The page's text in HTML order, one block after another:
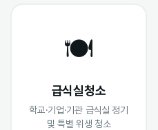
🍽️
급식실청소
학교·기업·기관 급식실 정기
및 특별 위생 청소